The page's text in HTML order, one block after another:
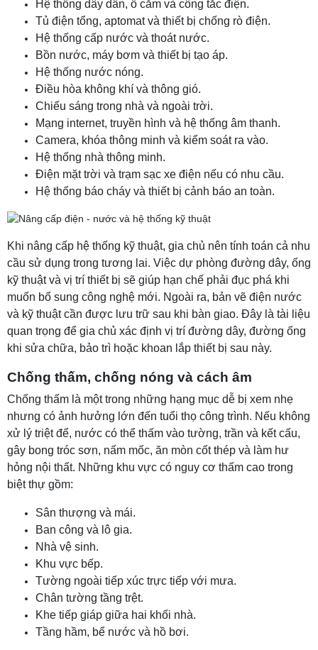
Hệ thống dây dẫn, ổ cắm và công tắc điện.
Tủ điện tổng, aptomat và thiết bị chống rò điện.
Hệ thống cấp nước và thoát nước.
Bồn nước, máy bơm và thiết bị tạo áp.
Hệ thống nước nóng.
Điều hòa không khí và thông gió.
Chiếu sáng trong nhà và ngoài trời.
Mạng internet, truyền hình và hệ thống âm thanh.
Camera, khóa thông minh và kiểm soát ra vào.
Hệ thống nhà thông minh.
Điện mặt trời và trạm sạc xe điện nếu có nhu cầu.
Hệ thống báo cháy và thiết bị cảnh báo an toàn.
Khi nâng cấp hệ thống kỹ thuật, gia chủ nên tính toán cả nhu
cầu sử dụng trong tương lai. Việc dự phòng đường dây, ống
kỹ thuật và vị trí thiết bị sẽ giúp hạn chế phải đục phá khi
muốn bổ sung công nghệ mới. Ngoài ra, bản vẽ điện nước
và kỹ thuật cần được lưu trữ sau khi bàn giao. Đây là tài liệu
quan trọng để gia chủ xác định vị trí đường dây, đường ống
khi sửa chữa, bảo trì hoặc khoan lắp thiết bị sau này.
Chống thấm, chống nóng và cách âm
Chống thấm là một trong những hạng mục dễ bị xem nhẹ
nhưng có ảnh hưởng lớn đến tuổi thọ công trình. Nếu không
xử lý triệt để, nước có thể thấm vào tường, trần và kết cấu,
gây bong tróc sơn, nấm mốc, ăn mòn cốt thép và làm hư
hỏng nội thất. Những khu vực có nguy cơ thấm cao trong
biệt thự gồm:
Sân thượng và mái.
Ban công và lô gia.
Nhà vệ sinh.
Khu vực bếp.
Tường ngoài tiếp xúc trực tiếp với mưa.
Chân tường tầng trệt.
Khe tiếp giáp giữa hai khối nhà.
Tầng hầm, bể nước và hồ bơi.